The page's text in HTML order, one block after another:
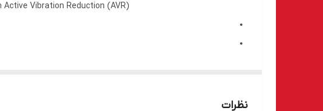
Vibration Reduction (AVR)
نظرات